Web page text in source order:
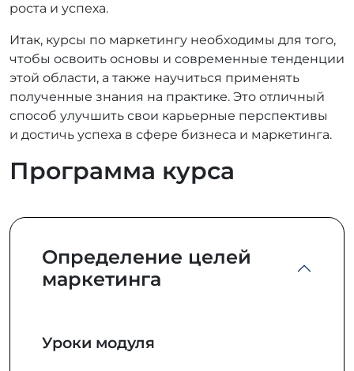
роста и успеха.
Итак, курсы по маркетингу необходимы для того,
чтобы освоить основы и современные тенденции
этой области, а также научиться применять
полученные знания на практике. Это отличный
способ улучшить свои карьерные перспективы
и достичь успеха в сфере бизнеса и маркетинга.
Программа курса
Определение целей
маркетинга
Уроки модуля